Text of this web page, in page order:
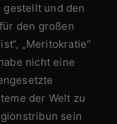
gestellt und den
den großen
„Meritokratie“
nicht eine
der Welt zu
sein